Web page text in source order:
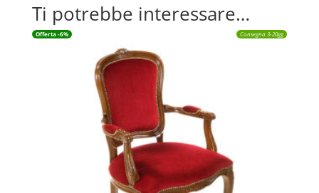
Ti potrebbe interessare…
Offerta -6% Consegna 3-20gg